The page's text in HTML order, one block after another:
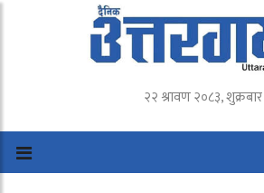
२२ श्रावण २०८३, शुक्रबार